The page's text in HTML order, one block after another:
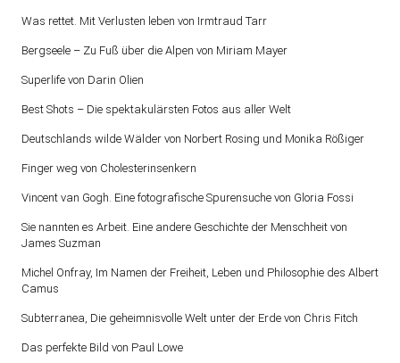
Was rettet. Mit Verlusten leben von Irmtraud Tarr
Bergseele – Zu Fuß über die Alpen von Miriam Mayer
Superlife von Darin Olien
Best Shots – Die spektakulärsten Fotos aus aller Welt
Deutschlands wilde Wälder von Norbert Rosing und Monika Rößiger
Finger weg von Cholesterinsenkern
Vincent van Gogh. Eine fotografische Spurensuche von Gloria Fossi
Sie nannten es Arbeit. Eine andere Geschichte der Menschheit von
James Suzman
Michel Onfray, Im Namen der Freiheit, Leben und Philosophie des Albert
Camus
Subterranea, Die geheimnisvolle Welt unter der Erde von Chris Fitch
Das perfekte Bild von Paul Lowe